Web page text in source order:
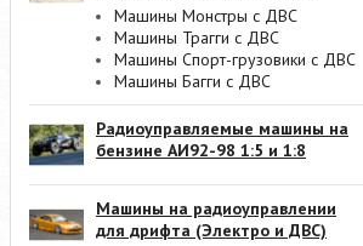
Машины Монстры с ДВС
Машины Трагги с ДВС
Машины Спорт-грузовики с ДВС
Машины Багги с ДВС
Радиоуправляемые машины на
бензине АИ92-98 1:5 и 1:8
Машины на радиоуправлении
для дрифта (Электро и ДВС)